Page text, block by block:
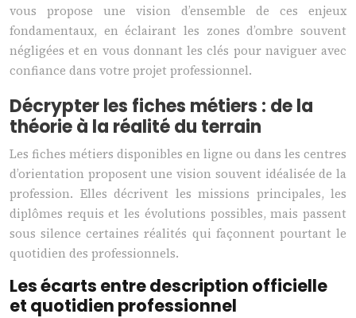
vous propose une vision d’ensemble de ces enjeux
fondamentaux, en éclairant les zones d’ombre souvent
négligées et en vous donnant les clés pour naviguer avec
confiance dans votre projet professionnel.
Décrypter les fiches métiers : de la
théorie à la réalité du terrain
Les fiches métiers disponibles en ligne ou dans les centres
d’orientation proposent une vision souvent idéalisée de la
profession. Elles décrivent les missions principales, les
diplômes requis et les évolutions possibles, mais passent
sous silence certaines réalités qui façonnent pourtant le
quotidien des professionnels.
Les écarts entre description officielle
et quotidien professionnel